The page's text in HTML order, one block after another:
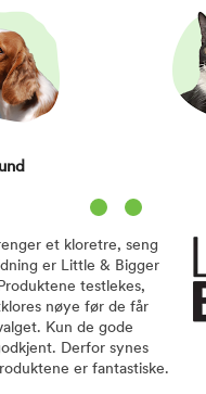
et kloretre, seng
er Little & Bigger
testlekes,
nøye før de får
Kun de gode
Derfor synes
er fantastiske.